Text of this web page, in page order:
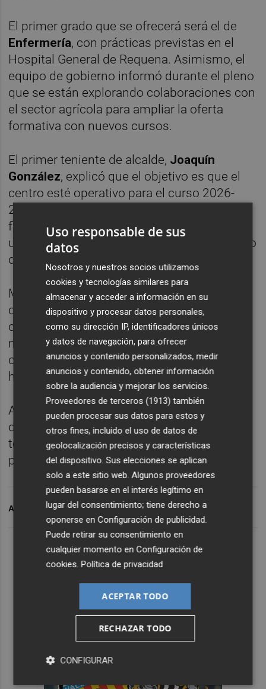
El primer grado que se ofrecerá será el de
Enfermería, con prácticas previstas en el
Hospital General de Requena. Asimismo, el
equipo de gobierno informó durante el pleno
que se están explorando colaboraciones con
el sector agrícola para ampliar la oferta
formativa con nuevos cursos.
El primer teniente de alcalde, Joaquín
González, explicó que el objetivo es que el
centro esté operativo para el curso 2026-
2027. En caso de que el edificio no esté
finalizado a tiempo, se contemplará una
ubicación provisional para garantizar el inicio
del curso.
Mientras se construye la sede definitiva y se
completan los trámites administrativos, las
clases se impartirán en espacios
municipales. Desde el Ayuntamiento han
calificado esta iniciativa como “un paso
histórico para el futuro de nuestra ciudad”.
Además, este será el primer centro adscrito
de la Universidad CEU Cardenal Herrera en
toda España. La presentación oficial del
proyecto tendrá lugar en septiembre.
ARCHIVADO EN REQUENA REQUENA-UTIEL
Uso responsable de sus
datos
Nosotros y nuestros socios utilizamos
cookies y tecnologías similares para
almacenar y acceder a información en su
dispositivo y procesar datos personales,
como su dirección IP, identificadores únicos
y datos de navegación, para ofrecer
anuncios y contenido personalizados, medir
anuncios y contenido, obtener información
sobre la audiencia y mejorar los servicios.
Proveedores de terceros (1913) también
pueden procesar sus datos para estos y
otros fines, incluido el uso de datos de
geolocalización precisos y características
del dispositivo. Sus elecciones se aplican
solo a este sitio web. Algunos proveedores
pueden basarse en el interés legítimo en
lugar del consentimiento; tiene derecho a
oponerse enConfiguración de publicidad
Puede retirar su consentimiento en
cualquier momento enConfiguración de
cookies .Política de privacidad
ACEPTAR TODO
RECHAZAR TODO
CONFIGURAR